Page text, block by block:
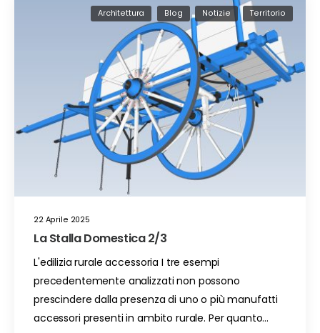
22 Aprile 2025
Architettura Blog Notizie Territorio
La Stalla Domestica 2/3
L'edilizia rurale accessoria I tre esempi
precedentemente analizzati non possono
prescindere dalla presenza di uno o più manufatti
accessori presenti in ambito rurale. Per quanto…